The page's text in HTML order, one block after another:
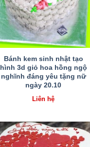
Bánh kem sinh nhật tạo
hình 3d giỏ hoa hồng ngộ
nghĩnh đáng yêu tặng nữ
ngày 20.10
Liên hệ